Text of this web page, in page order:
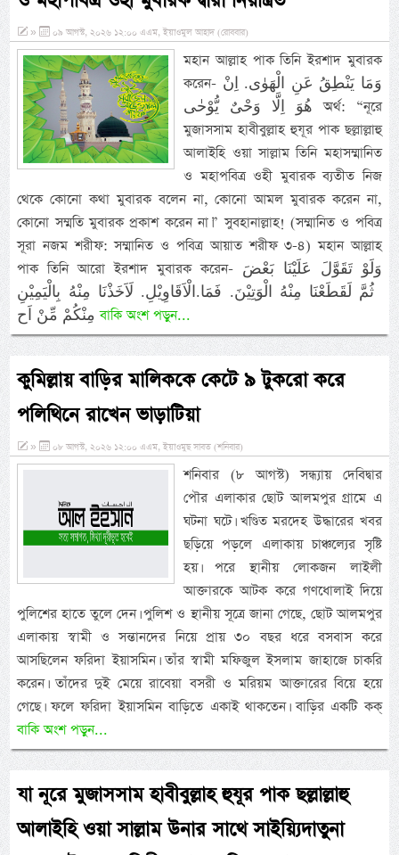
» ০৯ আগস্ট, ২০২৬ ১২:০০ এএম, ইয়াওমুল আহাদ (রোববার)
মহান আল্লাহ পাক তিনি ইরশাদ মুবারক
করেন- وَمَا يَنْطِقُ عَنِ الْهَوٰى. اِنْ
هُوَ اِلَّا وَحْىٌ يُّوْحٰى অর্থ: “নূরে
মুজাসসাম হাবীবুল্লাহ হুযূর পাক ছল্লাল্লাহু
আলাইহি ওয়া সাল্লাম তিনি মহাসম্মানিত
ও মহাপবিত্র ওহী মুবারক ব্যতীত নিজ
থেকে কোনো কথা মুবারক বলেন না, কোনো আমল মুবারক করেন না,
কোনো সম্মতি মুবারক প্রকাশ করেন না।” সুবহানাল্লাহ! (সম্মানিত ও পবিত্র
সূরা নজম শরীফ: সম্মানিত ও পবিত্র আয়াত শরীফ ৩-৪) মহান আল্লাহ
পাক তিনি আরো ইরশাদ মুবারক করেন- وَلَوْ تَقَوَّلَ عَلَيْنَا بَعْضَ
الْاَقَاوِيْلِ.‏ لَاَخَذْنَا مِنْهُ بِالْيَمِيْنِ.‎‏ ثُمَّ لَقَطَعْنَا مِنْهُ الْوَتِيْنَ. فَمَا
مِنْكُمْ مِّنْ اَحবাকি অংশ পড়ুন...
কুমিল্লায় বাড়ির মালিককে কেটে ৯ টুকরো করে
পলিথিনে রাখেন ভাড়াটিয়া
» ০৮ আগস্ট, ২০২৬ ১২:০০ এএম, ইয়াওমুছ সাবত (শনিবার)
শনিবার (৮ আগস্ট) সন্ধ্যায় দেবিদ্বার
পৌর এলাকার ছোট আলমপুর গ্রামে এ
ঘটনা ঘটে। খণ্ডিত মরদেহ উদ্ধারের খবর
ছড়িয়ে পড়লে এলাকায় চাঞ্চল্যের সৃষ্টি
হয়। পরে স্থানীয় লোকজন লাইলী
আক্তারকে আটক করে গণধোলাই দিয়ে
পুলিশের হাতে তুলে দেন। পুলিশ ও স্থানীয় সূত্রে জানা গেছে, ছোট আলমপুর
এলাকায় স্বামী ও সন্তানদের নিয়ে প্রায় ৩০ বছর ধরে বসবাস করে
আসছিলেন ফরিদা ইয়াসমিন। তাঁর স্বামী মফিজুল ইসলাম জাহাজে চাকরি
করেন। তাঁদের দুই মেয়ে রাবেয়া বসরী ও মরিয়ম আক্তারের বিয়ে হয়ে
গেছে। ফলে ফরিদা ইয়াসমিন বাড়িতে একাই থাকতেন। বাড়ির একটি কক্
বাকি অংশ পড়ুন...
যা নূরে মুজাসসাম হাবীবুল্লাহ হুযূর পাক ছল্লাল্লাহু
আলাইহি ওয়া সাল্লাম উনার সাথে সাইয়্যিদাতুনা